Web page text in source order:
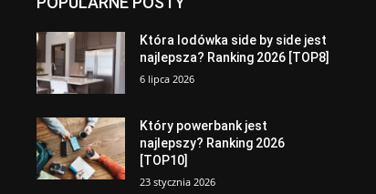
Która lodówka side by side jest
najlepsza? Ranking 2026 [TOP8]
6 lipca 2026
Który powerbank jest
najlepszy? Ranking 2026
[TOP10]
23 stycznia 2026